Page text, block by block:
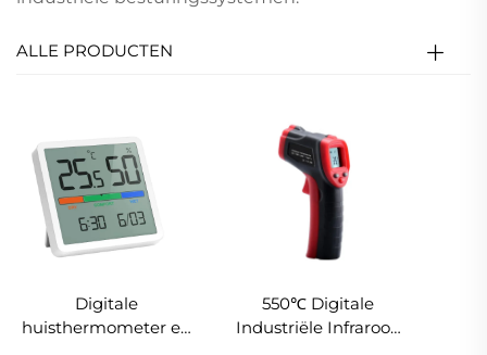
ALLE PRODUCTEN
Digitale
huisthermometer en
550℃ Digitale
Industriële Infrarood